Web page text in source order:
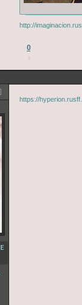
http://
0
https://